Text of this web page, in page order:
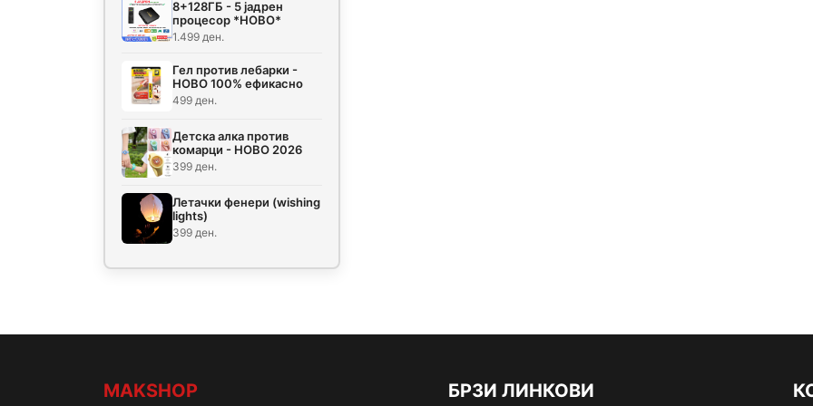
8+128ГБ - 5 јадрен
процесор *НОВО*
1.499 ден.
Гел против лебарки -
НОВО 100% ефикасно
499 ден.
Детска алка против
комарци - НОВО 2026
399 ден.
Летачки фенери (wishing
lights)
399 ден.
MAKSHOP БРЗИ ЛИНКОВИ